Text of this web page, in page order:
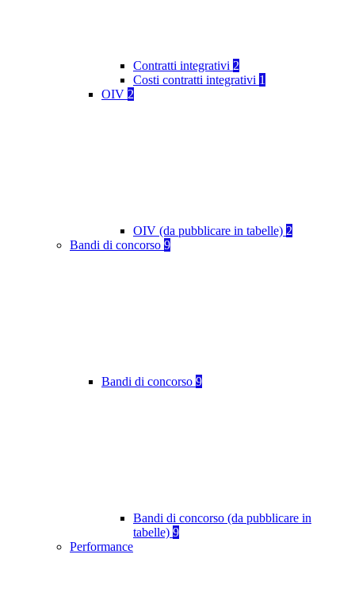
Contratti integrativi 2
Costi contratti integrativi 1
OIV 2
OIV (da pubblicare in tabelle) 2
Bandi di concorso 9
Bandi di concorso 9
Bandi di concorso (da pubblicare in
tabelle) 9
Performance